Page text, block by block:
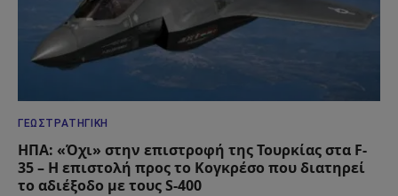
ΓΕΩΣΤΡΑΤΗΓΙΚΉ
ΗΠΑ: «Όχι» στην επιστροφή της Τουρκίας στα F-
35 – Η επιστολή προς το Κογκρέσο που διατηρεί
το αδιέξοδο με τους S-400